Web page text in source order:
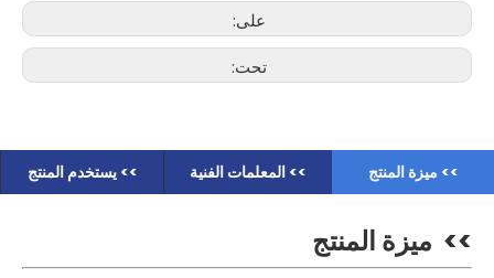
على:
تحت:
>> ميزة المنتج >> المعلمات الفنية >> يستخدم المنتج
>> ميزة المنتج